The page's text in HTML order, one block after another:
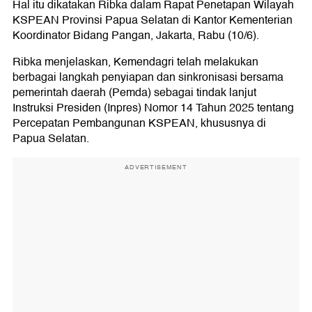
Hal itu dikatakan Ribka dalam Rapat Penetapan Wilayah
KSPEAN Provinsi Papua Selatan di Kantor Kementerian
Koordinator Bidang Pangan, Jakarta, Rabu (10/6).
Ribka menjelaskan, Kemendagri telah melakukan
berbagai langkah penyiapan dan sinkronisasi bersama
pemerintah daerah (Pemda) sebagai tindak lanjut
Instruksi Presiden (Inpres) Nomor 14 Tahun 2025 tentang
Percepatan Pembangunan KSPEAN, khususnya di
Papua Selatan.
ADVERTISEMENT